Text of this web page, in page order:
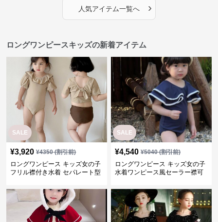
人気アイテム一覧へ ›
ロングワンピースキッズの新着アイテム
SALE
¥3,920 ¥4350(割引前)
ロングワンピース キッズ女の子
フリル襟付き水着 セパレート型
SALE
¥4,540 ¥5040(割引前)
ロングワンピース キッズ女の子
水着ワンピース風セーラー襟可